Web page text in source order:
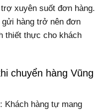
xuyên suốt đơn hàng.
hàng trở nên đơn
thiết thực cho khách
chuyển hàng Vũng
Khách hàng tự mang